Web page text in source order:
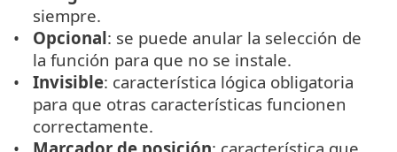
siempre.
Opcional: se puede anular la selección de
la función para que no se instale.
Invisible: característica lógica obligatoria
para que otras características funcionen
correctamente.